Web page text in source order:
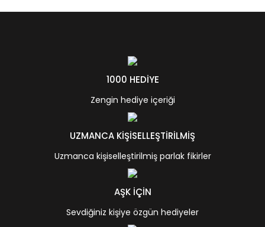
1000 HEDİYE
Zengin hediye içeriği
UZMANCA KİŞİSELLEŞTİRİLMİŞ
Uzmanca kişiselleştirilmiş parlak fikirler
AŞK İÇİN
Sevdiğiniz kişiye özgün hediyeler